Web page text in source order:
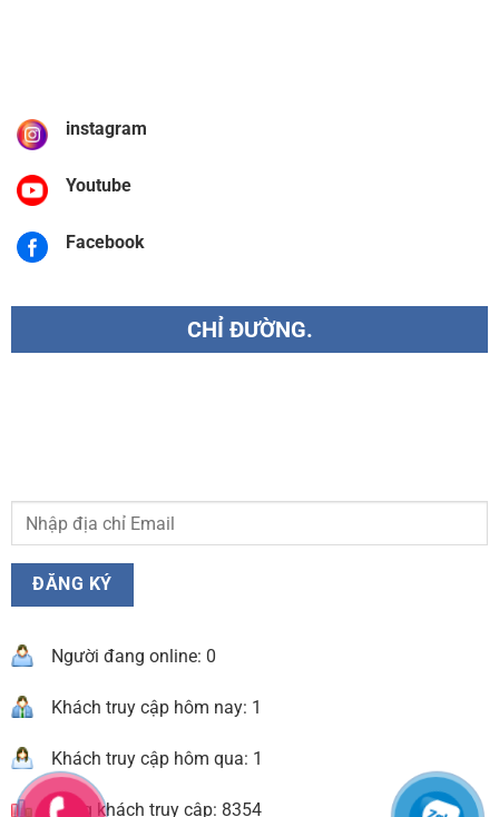
instagram
Youtube
Facebook
CHỈ ĐƯỜNG.
Người đang online: 0
Khách truy cập hôm nay: 1
Khách truy cập hôm qua: 1
Tổng khách truy cập: 8354